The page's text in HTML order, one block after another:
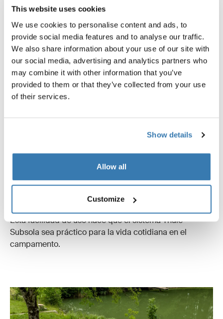
This website uses cookies
We use cookies to personalise content and ads, to
provide social media features and to analyse our traffic.
We also share information about your use of our site with
our social media, advertising and analytics partners who
may combine it with other information that you’ve
provided to them or that they’ve collected from your use
of their services.
Show details
Allow all
Customize
conforme cambian las condiciones.
El sistema Thule Subsola está diseñado
para una instalación sencilla
Los paneles se fijan de forma intuitiva al toldo, ya sea
mediante el riel del toldo en la parte frontal o el
travesaño tensor en el lateral, y se conectan entre sí con
facilitan el ajuste preciso de ángulos y altura
Una vez colocados, los ajustes son rápidos y sencillos:
Ajusta los paneles conforme se mueve el sol
Abre o cierra secciones según lo necesites
Esta facilidad de uso hace que el sistema Thule
Subsola sea práctico para la vida cotidiana en el
campamento.